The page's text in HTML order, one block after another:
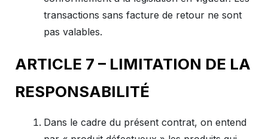
transactions sans facture de retour ne sont
pas valables.
ARTICLE 7 – LIMITATION DE LA
RESPONSABILITÉ
Dans le cadre du présent contrat, on entend